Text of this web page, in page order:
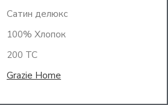
Сатин делюкс
100% Хлопок
200 ТС
Grazie Home